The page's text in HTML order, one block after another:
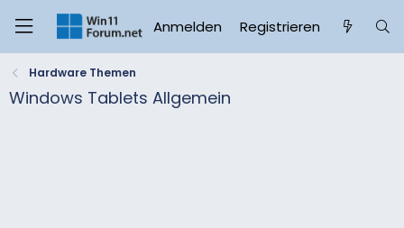
Anmelden Registrieren
Hardware Themen
Windows Tablets Allgemein